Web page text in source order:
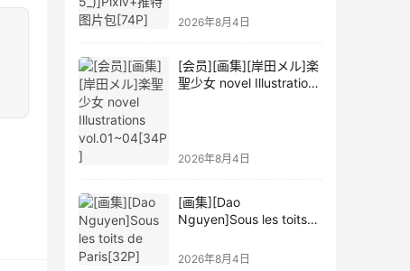
2026年8月4日
[会员][画集][岸田メル]楽
聖少女 novel Illustrations
2026年8月4日
[画集][Dao
Nguyen]Sous les toits
2026年8月4日